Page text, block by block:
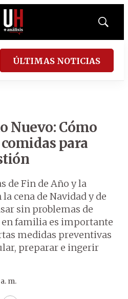
Mostrar
ÚLTIMAS NOTICIAS
Nuevo: Cómo
para
de Fin de Año y la
cena de Navidad y de
sin problemas de
familia es importante
medidas preventivas
preparar e ingerir
m.